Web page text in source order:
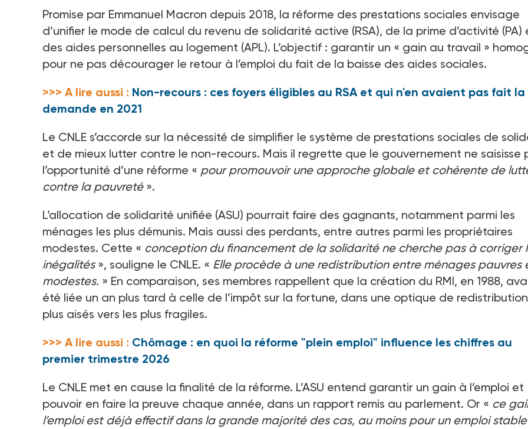
Promise par Emmanuel Macron depuis 2018, la réforme des prestations sociales envisage
d’unifier le mode de calcul du revenu de solidarité active (RSA), de la prime d’activité (PA)
des aides personnelles au logement (APL). L’objectif : garantir un « gain au travail »
pour ne pas décourager le retour à l’emploi du fait de la baisse des aides sociales.
>>> A lire aussi : Non-recours : ces foyers éligibles au RSA et qui n'en avaient pas fait la
demande en 2021
Le CNLE s’accorde sur la nécessité de simplifier le système de prestations sociales de
et de mieux lutter contre le non-recours. Mais il regrette que le gouvernement ne saisisse
l’opportunité d’une réforme « pour promouvoir une approche globale et cohérente de
contre la pauvreté ».
L’allocation de solidarité unifiée (ASU) pourrait faire des gagnants, notamment parmi les
ménages les plus démunis. Mais aussi des perdants, entre autres parmi les propriétaires
modestes. Cette « conception du financement de la solidarité ne cherche pas à corriger
inégalités », souligne le CNLE. « Elle procède à une redistribution entre ménages pauvres
modestes. » En comparaison, ses membres rappellent que la création du RMI, en 1988,
été liée un an plus tard à celle de l’impôt sur la fortune, dans une optique de
plus aisés vers les plus fragiles.
>>> A lire aussi : Chômage : en quoi la réforme "plein emploi" influence les chiffres au
premier trimestre 2026
Le CNLE met en cause la finalité de la réforme. L’ASU entend garantir un gain à l’emploi et
pouvoir en faire la preuve chaque année, dans un rapport remis au parlement. Or « ce
l’emploi est déjà effectif dans la grande majorité des cas, au moins pour un emploi